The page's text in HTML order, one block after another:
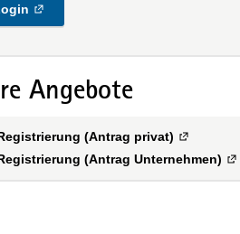
Angebote
(Antrag privat) Externe
(Antrag Unternehmen)